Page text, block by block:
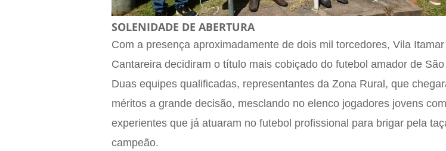
SOLENIDADE DE ABERTURA
Com a presença aproximadamente de dois mil torcedores, Vila
Cantareira decidiram o título mais cobiçado do futebol amador de
Duas equipes qualificadas, representantes da Zona Rural, que
méritos a grande decisão, mesclando no elenco jogadores jovens
experientes que já atuaram no futebol profissional para brigar pela
campeão.